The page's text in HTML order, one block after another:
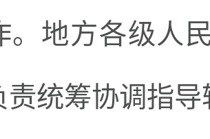
。地方各级人
责统筹协调指